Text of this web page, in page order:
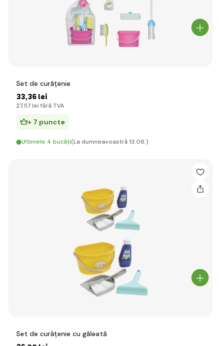
Set de curățenie
33,36 lei
27,57 lei fără TVA
+ 7 puncte
Ultimele 4 bucăți(La dumneavoastră 13.08.)
Set de curățenie cu găleată